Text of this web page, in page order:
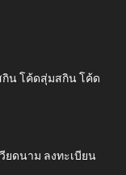
กิน โค้ดสุ่มสกิน โค้ด
ยดนาม ลงทะเบียน